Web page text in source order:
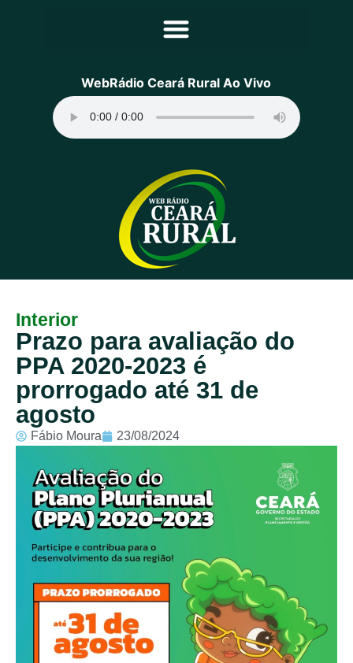
Principal
Programação
Equipe
Contato
Sobre
WebRádio Ceará Rural Ao Vivo
Interior
Prazo para avaliação do
PPA 2020-2023 é
prorrogado até 31 de
agosto
Fábio Moura 23/08/2024